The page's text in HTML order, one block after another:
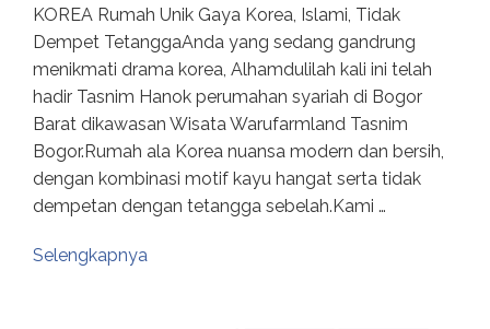
KOREA Rumah Unik Gaya Korea, Islami, Tidak
Dempet TetanggaAnda yang sedang gandrung
menikmati drama korea, Alhamdulilah kali ini telah
hadir Tasnim Hanok perumahan syariah di Bogor
Barat dikawasan Wisata Warufarmland Tasnim
Bogor.Rumah ala Korea nuansa modern dan bersih,
dengan kombinasi motif kayu hangat serta tidak
dempetan dengan tetangga sebelah.Kami …
Selengkapnya